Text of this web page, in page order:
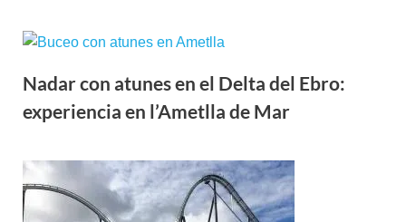
Nadar con atunes en el Delta del Ebro:
experiencia en l’Ametlla de Mar